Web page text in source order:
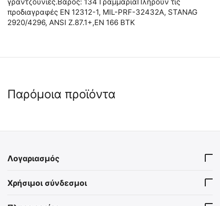
προδιαγραφές EN 12312-1, MIL-PRF-32432A, STANAG
2920/4296, ANSI Z.87.1+,EN 166 BTK
Παρόμοια προϊόντα
Γυαλιά Προστασίας
Γυαλιά Ασφαλείας Warrior
Λογαριασμός
Χρήσιμοι σύνδεσμοι